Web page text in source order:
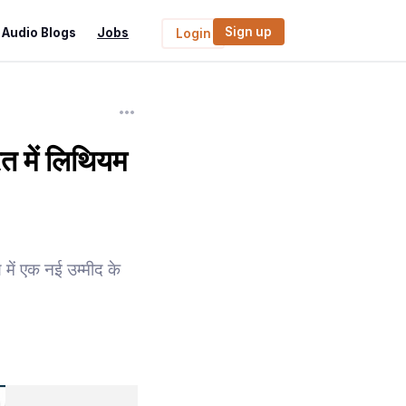
Audio Blogs Jobs Login Sign up
में लिथियम
में एक नई उम्मीद के